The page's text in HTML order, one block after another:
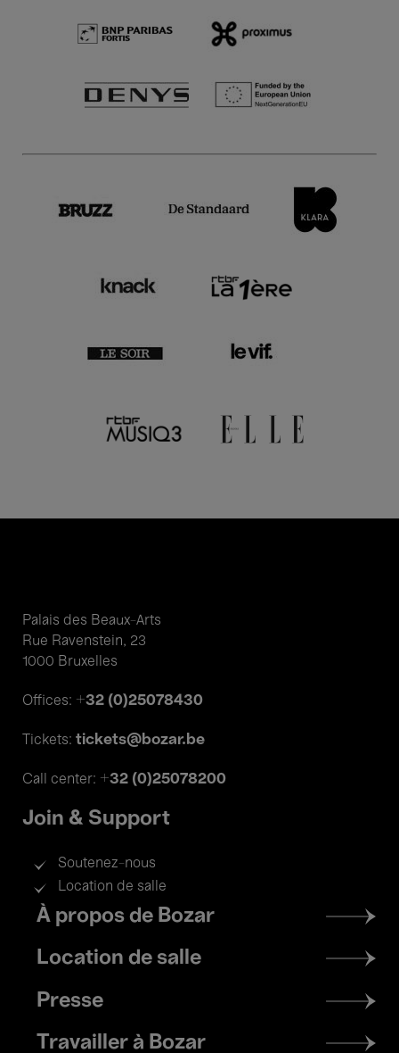
Palais des Beaux-Arts
Rue Ravenstein, 23
1000 Bruxelles
Offices: +32 (0)25078430
Tickets: tickets@bozar.be
Call center: +32 (0)25078200
Join & Support
Soutenez-nous
Location de salle
Footer
menu
À propos de Bozar
Location de salle
Presse
Travailler à Bozar